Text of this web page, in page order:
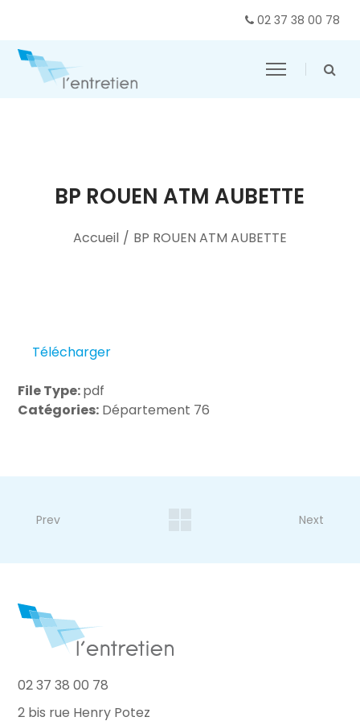
02 37 38 00 78
BP ROUEN ATM AUBETTE
Accueil / BP ROUEN ATM AUBETTE
Télécharger
File Type:pdf
Catégories: Département 76
Prev Next
02 37 38 00 78
2 bis rue Henry Potez